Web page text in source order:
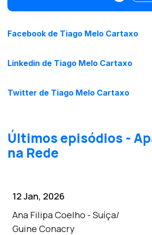
Facebook de Tiago Melo Cartaxo
Linkedin de Tiago Melo Cartaxo
Twitter de Tiago Melo Cartaxo
Últimos episódios -
na Rede
12 Jan, 2026
Ana Filipa Coelho - Suíça/
Guine Conacry